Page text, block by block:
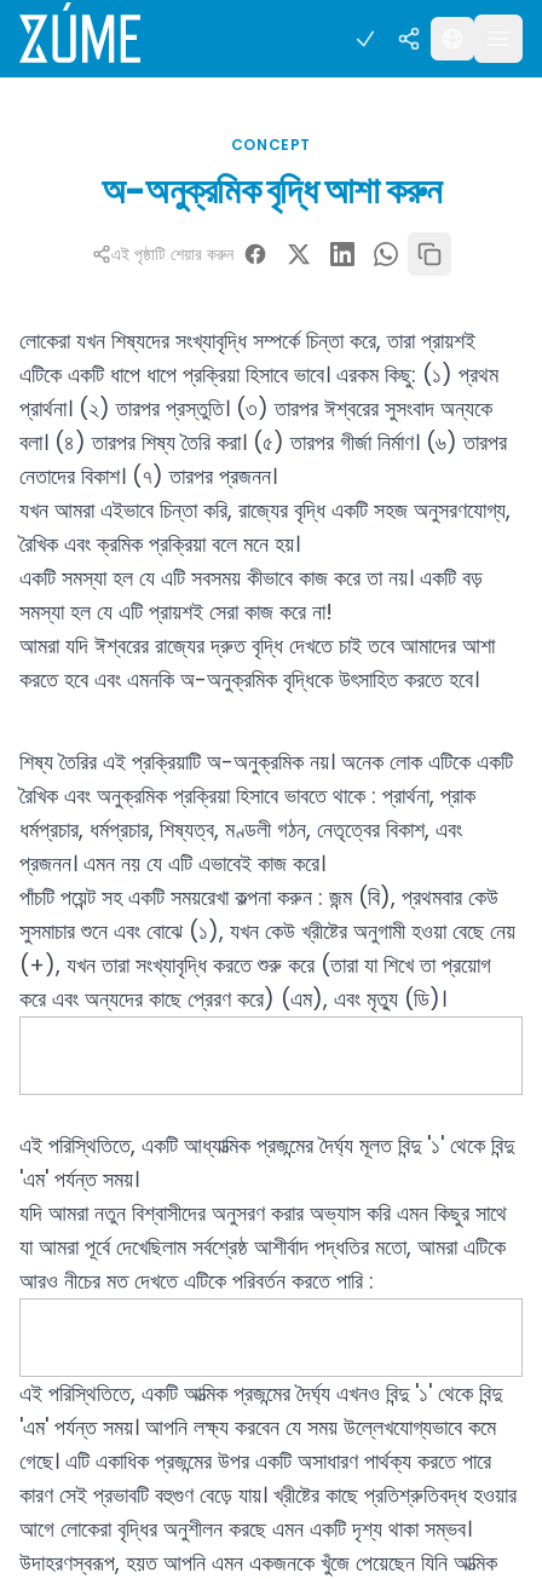
CONCEPT
অ-অনুক্রমিক বৃদ্ধি আশা করুন
এই পৃষ্ঠাটি শেয়ার করুন
লোকেরা যখন শিষ্যদের সংখ্যাবৃদ্ধি সম্পর্কে চিন্তা করে, তারা প্রায়শই
এটিকে একটি ধাপে ধাপে প্রক্রিয়া হিসাবে ভাবে। এরকম কিছু: (১) প্রথম
প্রার্থনা। (২) তারপর প্রস্তুতি। (৩) তারপর ঈশ্বরের সুসংবাদ অন্যকে
বলা। (৪) তারপর শিষ্য তৈরি করা। (৫) তারপর গীর্জা নির্মাণ। (৬) তারপর
নেতাদের বিকাশ। (৭) তারপর প্রজনন।
যখন আমরা এইভাবে চিন্তা করি, রাজ্যের বৃদ্ধি একটি সহজ অনুসরণযোগ্য,
রৈখিক এবং ক্রমিক প্রক্রিয়া বলে মনে হয়।
একটি সমস্যা হল যে এটি সবসময় কীভাবে কাজ করে তা নয়। একটি বড়
সমস্যা হল যে এটি প্রায়শই সেরা কাজ করে না!
আমরা যদি ঈশ্বরের রাজ্যের দ্রুত বৃদ্ধি দেখতে চাই তবে আমাদের আশা
করতে হবে এবং এমনকি অ-অনুক্রমিক বৃদ্ধিকে উৎসাহিত করতে হবে।
শিষ্য তৈরির এই প্রক্রিয়াটি অ-অনুক্রমিক নয়। অনেক লোক এটিকে একটি
রৈখিক এবং অনুক্রমিক প্রক্রিয়া হিসাবে ভাবতে থাকে : প্রার্থনা, প্রাক
ধর্মপ্রচার, ধর্মপ্রচার, শিষ্যত্ব, মণ্ডলী গঠন, নেতৃত্বের বিকাশ, এবং
প্রজনন। এমন নয় যে এটি এভাবেই কাজ করে।
পাঁচটি পয়েন্ট সহ একটি সময়রেখা কল্পনা করুন : জন্ম (বি), প্রথমবার কেউ
সুসমাচার শুনে এবং বোঝে (১), যখন কেউ খ্রীষ্টের অনুগামী হওয়া বেছে নেয়
(+), যখন তারা সংখ্যাবৃদ্ধি করতে শুরু করে (তারা যা শিখে তা প্রয়োগ
করে এবং অন্যদের কাছে প্রেরণ করে) (এম), এবং মৃত্যু (ডি)।
এই পরিস্থিতিতে, একটি আধ্যাত্মিক প্রজন্মের দৈর্ঘ্য মূলত বিন্দু '১' থেকে বিন্দু
'এম' পর্যন্ত সময়।
যদি আমরা নতুন বিশ্বাসীদের অনুসরণ করার অভ্যাস করি এমন কিছুর সাথে
যা আমরা পূর্বে দেখেছিলাম সর্বশ্রেষ্ঠ আশীর্বাদ পদ্ধতির মতো, আমরা এটিকে
আরও নীচের মত দেখতে এটিকে পরিবর্তন করতে পারি :
এই পরিস্থিতিতে, একটি আত্মিক প্রজন্মের দৈর্ঘ্য এখনও বিন্দু '১' থেকে বিন্দু
'এম' পর্যন্ত সময়। আপনি লক্ষ্য করবেন যে সময় উল্লেখযোগ্যভাবে কমে
গেছে। এটি একাধিক প্রজন্মের উপর একটি অসাধারণ পার্থক্য করতে পারে
কারণ সেই প্রভাবটি বহুগুণ বেড়ে যায়। খ্রীষ্টের কাছে প্রতিশ্রুতিবদ্ধ হওয়ার
আগে লোকেরা বৃদ্ধির অনুশীলন করছে এমন একটি দৃশ্য থাকা সম্ভব।
উদাহরণস্বরূপ, হয়ত আপনি এমন একজনকে খুঁজে পেয়েছেন যিনি আত্মিক